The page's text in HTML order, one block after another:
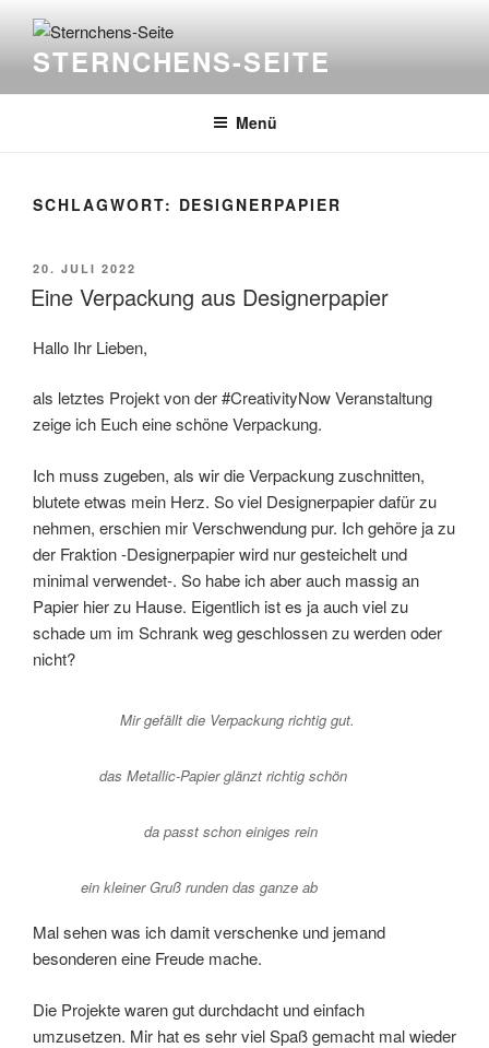
Inhalt
springenSTERNCHENS-SEITE
Menü
SCHLAGWORT: DESIGNERPAPIER
VERÖFFENTLICHT
AM
20. JULI 2022
Eine Verpackung aus Designerpapier
Hallo Ihr Lieben,
als letztes Projekt von der #CreativityNow Veranstaltung
zeige ich Euch eine schöne Verpackung.
Ich muss zugeben, als wir die Verpackung zuschnitten,
blutete etwas mein Herz. So viel Designerpapier dafür zu
nehmen, erschien mir Verschwendung pur. Ich gehöre ja zu
der Fraktion -Designerpapier wird nur gesteichelt und
minimal verwendet-. So habe ich aber auch massig an
Papier hier zu Hause. Eigentlich ist es ja auch viel zu
schade um im Schrank weg geschlossen zu werden oder
nicht?
Mir gefällt die Verpackung richtig gut.
das Metallic-Papier glänzt richtig schön
da passt schon einiges rein
ein kleiner Gruß runden das ganze ab
Mal sehen was ich damit verschenke und jemand
besonderen eine Freude mache.
Die Projekte waren gut durchdacht und einfach
umzusetzen. Mir hat es sehr viel Spaß gemacht mal wieder